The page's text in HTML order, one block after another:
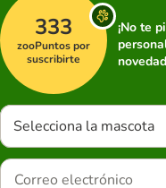
333
zooPuntos por
suscribirte
¡No te
Selecciona la mascota